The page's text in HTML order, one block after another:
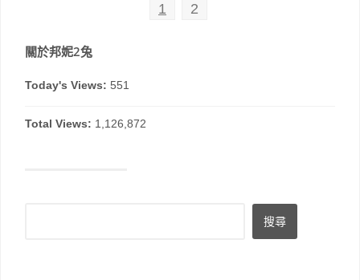
1 2
關於邦妮2兔
Today's Views: 551
Total Views: 1,126,872